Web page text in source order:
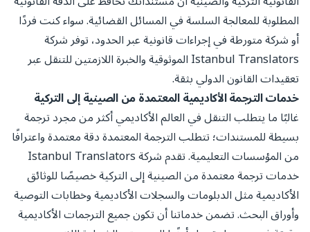
المطلوبة للمعالجة السلسة في المسائل القضائية. سواء كنت فردًا
أو شركة متورطة في إجراءات قانونية عبر الحدود، توفر شركة
Istanbul Translators الموثوقية والخبرة اللازمتين للتنقل عبر
تعقيدات القانون الدولي بثقة.
خدمات الترجمة الأكاديمية المعتمدة من الصينية إلى التركية
غالبًا ما يتطلب التنقل في العالم الأكاديمي أكثر من مجرد ترجمة
بسيطة للمستندات؛ تتطلب الترجمة المعتمدة دقة معتمدة واعترافًا
من المؤسسات التعليمية. تقدم شركة Istanbul Translators
خدمات ترجمة معتمدة من الصينية إلى التركية خصيصًا للوثائق
الأكاديمية مثل الدبلومات والسجلات الأكاديمية وخطابات التوصية
وأوراق البحث. تضمن خدماتنا أن تكون جميع الترجمات الأكاديمية